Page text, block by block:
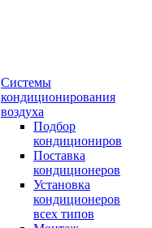
Системы
кондиционирования
воздуха
Подбор
кондициониров
Поставка
кондиционеров
Установка
кондиционеров
всех типов